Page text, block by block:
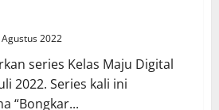
2022
series Kelas Maju Digital
2022. Series kali ini
“Bongkar...